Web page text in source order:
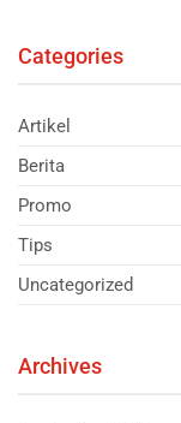
Categories
Artikel
Berita
Promo
Tips
Uncategorized
Archives